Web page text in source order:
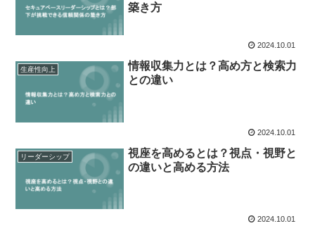
築き方
2024.10.01
生産性向上
情報収集力とは？高め方と検索力
との違い
2024.10.01
リーダーシップ
視座を高めるとは？視点・視野と
の違いと高める方法
2024.10.01